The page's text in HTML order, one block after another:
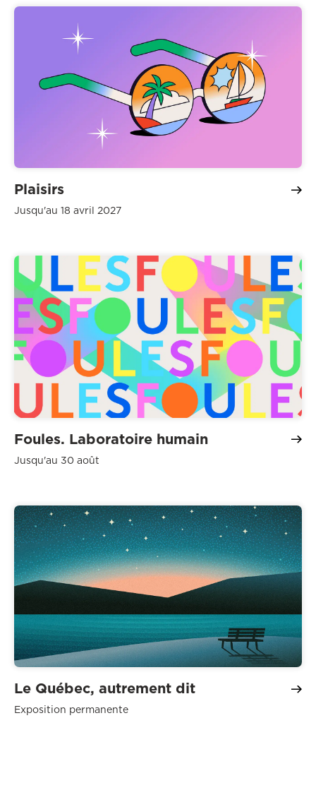
Plaisirs
Jusqu'au 18 avril 2027
Foules. Laboratoire humain
Jusqu'au 30 août
Le Québec, autrement dit
Exposition permanente